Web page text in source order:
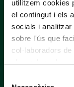
utilitzem cookies
el contingut i els
socials i
sobre l'ús que
col·laboradors